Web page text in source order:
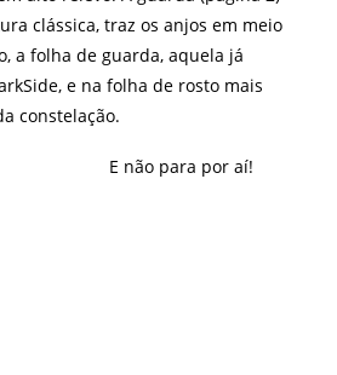
clássica, traz os anjos em meio
a folha de guarda, aquela já
e na folha de rosto mais
constelação.
E não para por aí!